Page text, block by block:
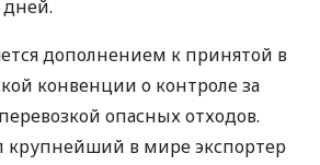
дополнением к принятой в
конвенции о контроле за
опасных отходов.
крупнейший в мире экспортер